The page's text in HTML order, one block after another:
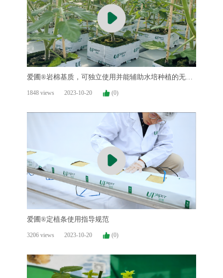
爱圃®岩棉基质，可独立使用并能辅助水培种植的无土
1848 views 2023-10-20 (0)
爱圃®定植条使用指导规范
3206 views 2023-10-20 (0)